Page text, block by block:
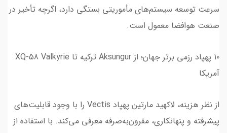
سرعت توسعه سیستم‌های مأموریتی بستگی دارد، اگرچه تأخیر در
صنعت هوافضا معمول است.
۱۰ پهپاد رزمی برتر جهان؛ از Aksungur ترکیه تا XQ-58 Valkyrie
آمریکا
از نظر هزینه، لاکهید مارتین پهپاد Vectis را با وجود قابلیت‌های
پیشرفته و پنهانکاری، مقرون‌به‌صرفه معرفی می‌کند. با استفاده از